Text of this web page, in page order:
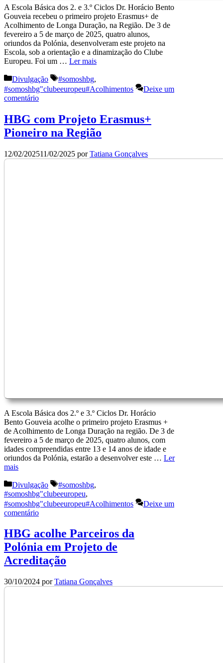
A Escola Básica dos 2. e 3.º Ciclos Dr. Horácio Bento
Gouveia recebeu o primeiro projeto Erasmus+ de
Acolhimento de Longa Duração, na Região. De 3 de
fevereiro a 5 de março de 2025, quatro alunos,
oriundos da Polónia, desenvolveram este projeto na
Escola, sob a orientação e a dinamização do Clube
Europeu. Foi um … Ler mais
Categorias
Divulgação Etiquetas
#somoshbg,
#somoshbg"clubeeuropeu#Acolhimentos
Deixe um
comentário
HBG com Projeto Erasmus+
Pioneiro na Região
12/02/202511/02/2025 porTatiana Gonçalves
A Escola Básica dos 2.º e 3.º Ciclos Dr. Horácio
Bento Gouveia acolhe o primeiro projeto Erasmus +
de Acolhimento de Longa Duração na região. De 3 de
fevereiro a 5 de março de 2025, quatro alunos, com
idades compreendidas entre 13 e 14 anos de idade e
oriundos da Polónia, estarão a desenvolver este … Ler
mais
Categorias
Divulgação Etiquetas
#somoshbg,
#somoshbg"clubeeuropeu,
#somoshbg"clubeeuropeu#Acolhimentos
Deixe um
comentário
HBG acolhe Parceiros da
Polónia em Projeto de
Acreditação
30/10/2024 porTatiana Gonçalves